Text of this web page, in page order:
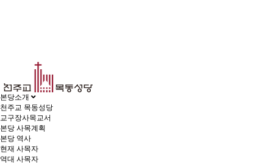
본당소개
천주교 목동성당
교구장사목교서
본당 사목계획
본당 역사
현재 사목자
역대 사목자